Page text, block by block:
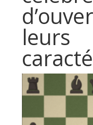
leurs